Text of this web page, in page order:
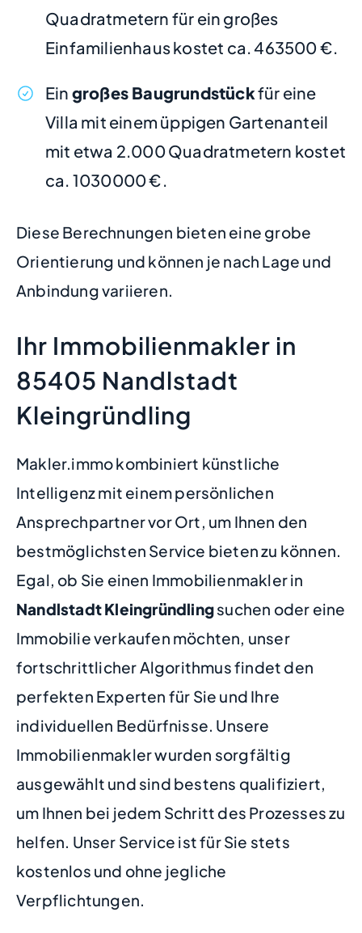
Quadratmetern für ein großes
Einfamilienhaus kostet ca. 463500 €.
Ein großes Baugrundstückfür eine
Villa mit einem üppigen Gartenanteil
mit etwa 2.000 Quadratmetern kostet
ca. 1030000 €.
Diese Berechnungen bieten eine grobe
Orientierung und können je nach Lage und
Anbindung variieren.
Ihr Immobilienmakler in
85405 Nandlstadt
Kleingründling
Makler.immo kombiniert künstliche
Intelligenz mit einem persönlichen
Ansprechpartner vor Ort, um Ihnen den
bestmöglichsten Service bieten zu können.
Egal, ob Sie einen Immobilienmakler in
Nandlstadt Kleingründlingsuchen oder eine
Immobilie verkaufen möchten, unser
fortschrittlicher Algorithmus findet den
perfekten Experten für Sie und Ihre
individuellen Bedürfnisse. Unsere
Immobilienmakler wurden sorgfältig
ausgewählt und sind bestens qualifiziert,
um Ihnen bei jedem Schritt des Prozesses zu
helfen. Unser Service ist für Sie stets
kostenlos und ohne jegliche
Verpflichtungen.